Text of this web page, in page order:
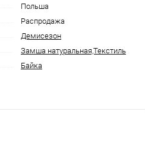
Польша
Распродажа
Демисезон
Замша натуральная,Текстиль
Байка